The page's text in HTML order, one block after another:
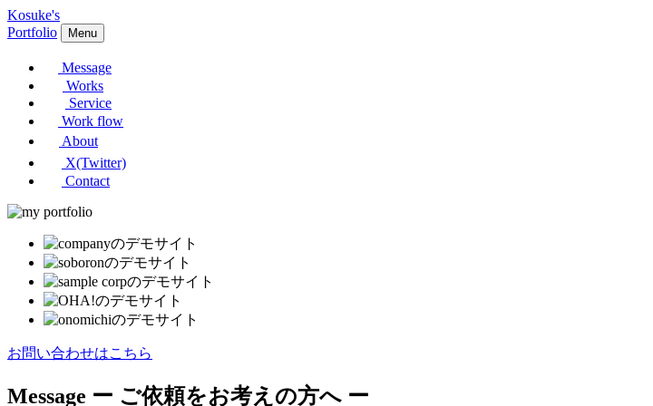
Kosuke's
Portfolio
Menu
Message
Works
Service
Work flow
About
X(Twitter)
Contact
お問い合わせはこちら
Message ー ご依頼をお考えの方へ ー